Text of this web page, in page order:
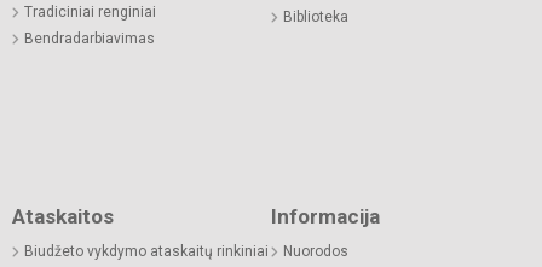
Tradiciniai renginiai
Bendradarbiavimas
Biblioteka
Ataskaitos
Biudžeto vykdymo ataskaitų rinkiniai
Informacija
Nuorodos